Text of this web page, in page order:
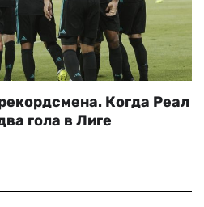
Когда Реал
гола в Лиге